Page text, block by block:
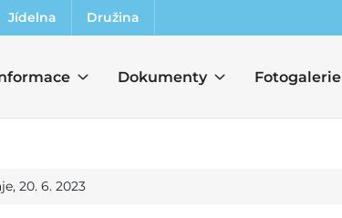
Jídelna
Družina
Dokumenty Fotogalerie
20. 6. 2023